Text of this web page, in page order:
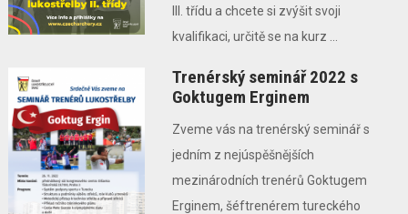
III. třídu a chcete si zvýšit svoji
kvalifikaci, určitě se na kurz ...
Trenérský seminář 2022 s
Goktugem Erginem
Zveme vás na trenérský seminář s
jedním z nejúspěšnějších
mezinárodních trenérů Goktugem
Erginem, šéftrenérem tureckého